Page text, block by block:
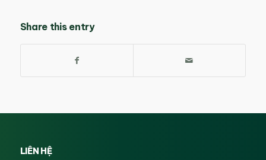
Share this entry
LIÊN HỆ